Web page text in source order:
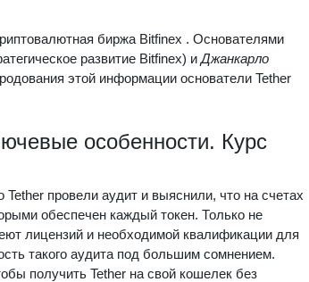
биржа Bitfinex . Основателями
развитие Bitfinex) и Джанкарло
этой информации основатели Tether
особенности. Курс
провели аудит и выяснили, что на счетах
обеспечен каждый токен. Только не
лицензий и необходимой квалификации для
такого аудита под большим сомнением.
получить Tether на свой кошелек без